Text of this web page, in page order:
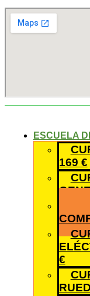
ESCUELA
169 €
€